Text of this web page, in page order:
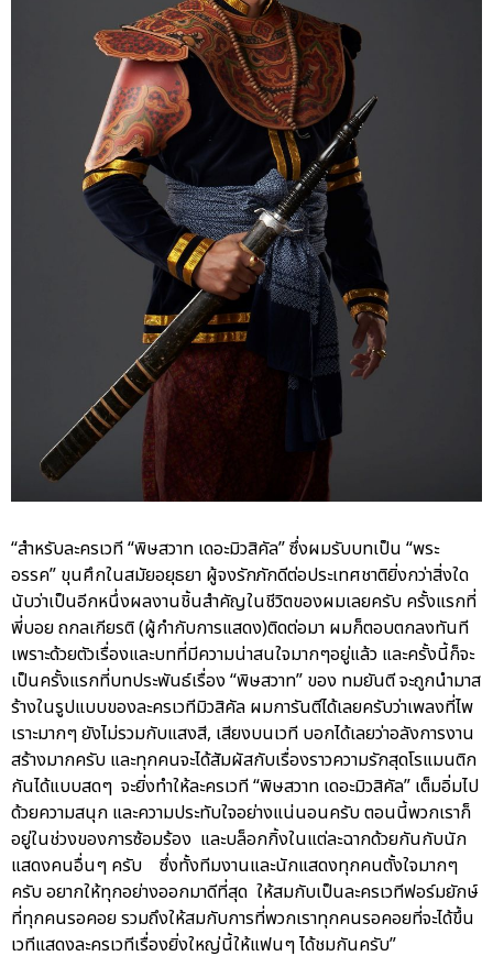
“สำหรับละครเวที “พิษสวาท เดอะมิวสิคัล” ซึ่งผมรับบทเป็น “พระ
อรรค” ขุนศึกในสมัยอยุธยา ผู้จงรักภักดีต่อประเทศชาติยิ่งกว่าสิ่งใด
นับว่าเป็นอีกหนึ่งผลงานชิ้นสำคัญในชีวิตของผมเลยครับ ครั้งแรกที่
พี่บอย ถกลเกียรติ (ผู้กำกับการแสดง)ติดต่อมา ผมก็ตอบตกลงทันที
เพราะด้วยตัวเรื่องและบทที่มีความน่าสนใจมากๆอยู่แล้ว และครั้งนี้ก็จะ
เป็นครั้งแรกที่บทประพันธ์เรื่อง “พิษสวาท” ของ ทมยันตี จะถูกนำมาส
ร้างในรูปแบบของละครเวทีมิวสิคัล ผมการันตีได้เลยครับว่าเพลงที่ไพ
เราะมากๆ ยังไม่รวมกับแสงสี, เสียงบนเวที บอกได้เลยว่าอลังการงาน
สร้างมากครับ และทุกคนจะได้สัมผัสกับเรื่องราวความรักสุดโรแมนติก
กันได้แบบสดๆ จะยิ่งทำให้ละครเวที “พิษสวาท เดอะมิวสิคัล” เต็มอิ่มไป
ด้วยความสนุก และความประทับใจอย่างแน่นอนครับ ตอนนี้พวกเราก็
อยู่ในช่วงของการซ้อมร้อง และบล็อกกิ้งในแต่ละฉากด้วยกันกับนัก
แสดงคนอื่นๆ ครับ ซึ่งทั้งทีมงานและนักแสดงทุกคนตั้งใจมากๆ
ครับ อยากให้ทุกอย่างออกมาดีที่สุด ให้สมกับเป็นละครเวทีฟอร์มยักษ์
ที่ทุกคนรอคอย รวมถึงให้สมกับการที่พวกเราทุกคนรอคอยที่จะได้ขึ้น
เวทีแสดงละครเวทีเรื่องยิ่งใหญ่นี้ให้แฟนๆ ได้ชมกันครับ”